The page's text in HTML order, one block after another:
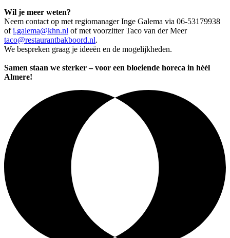
Wil je meer weten?
Neem contact op met regiomanager Inge Galema via 06-53179938
ofi.galema@khn.nl of met voorzitter Taco van der Meer
taco@restaurantbakboord.nl.
We bespreken graag je ideeën en de mogelijkheden.
Samen staan we sterker – voor een bloeiende horeca in héél
Almere!